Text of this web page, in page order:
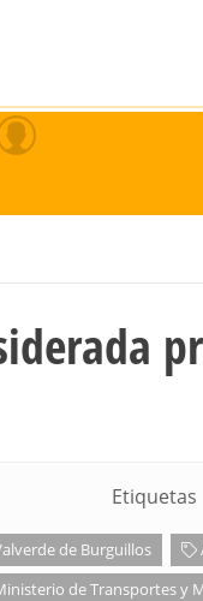
Etiquetas
de Burguillos
de Transportes y